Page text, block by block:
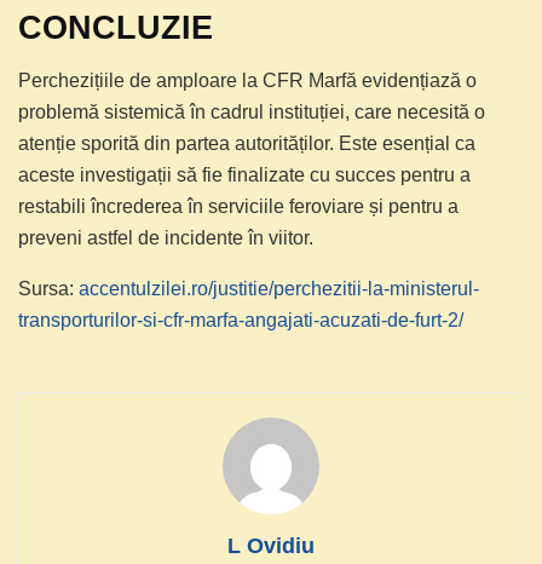
CONCLUZIE
Perchezițiile de amploare la CFR Marfă evidențiază o
problemă sistemică în cadrul instituției, care necesită o
atenție sporită din partea autorităților. Este esențial ca
aceste investigații să fie finalizate cu succes pentru a
restabili încrederea în serviciile feroviare și pentru a
preveni astfel de incidente în viitor.
Sursa: accentulzilei.ro/justitie/perchezitii-la-ministerul-
transporturilor-si-cfr-marfa-angajati-acuzati-de-furt-2/
L Ovidiu